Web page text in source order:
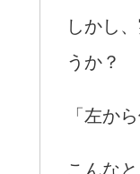
しかし
うか？
「左か
こんな